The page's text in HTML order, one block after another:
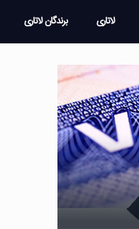
لاتاری برندگان لاتاری